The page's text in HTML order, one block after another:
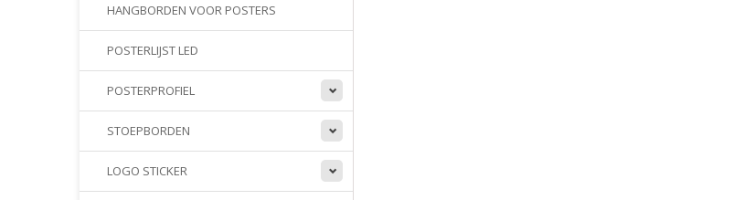
HANGBORDEN VOOR POSTERS
POSTERLIJST LED
POSTERPROFIEL
STOEPBORDEN
LOGO STICKER